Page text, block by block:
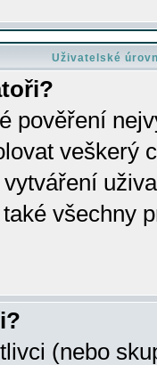
Uživatelské
pověření
veškerý
všechny
(nebo